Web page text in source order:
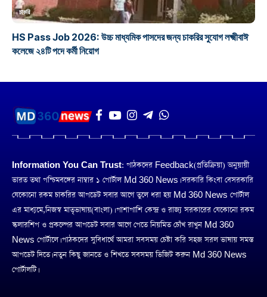
চাকরি
HS Pass Job 2026: উচ্চ মাধ্যমিক পাসদের জন্য চাকরির সুযোগ লক্ষ্মীবাঈ
কলেজে ২৪টি পদে কর্মী নিয়োগ
Information You Can Trust: পাঠকদের Feedback(প্রতিক্রিয়া) অনুয়ায়ী
ভারত তথা পশ্চিমবঙ্গের নাম্বার ১ পোর্টাল Md 360 News। সরকারি কিংবা বেসরকারি
যেকোনো রকম চাকরির আপডেট সবার আগে তুলে ধরা হয় Md 360 News পোর্টাল
এর মাধ্যমে,নিজস্ব মাতৃভাষায়(বাংলা)। পাশাপাশি কেন্দ্র ও রাজ্য সরকারের যেকোনো রকম
স্কলারশিপ ও প্রকল্পের আপডেট সবার আগে পেতে নিয়মিত চোঁখ রাখুন Md 360
News পোর্টালে। পাঠকদের সুবিধার্থে আমরা সবসময় চেষ্টা করি সহজ সরল ভাষায় সমস্ত
আপডেট দিতে। নতুন কিছু জানতে ও শিখতে সবসময় ভিজিট করুন Md 360 News
পোর্টালটি।